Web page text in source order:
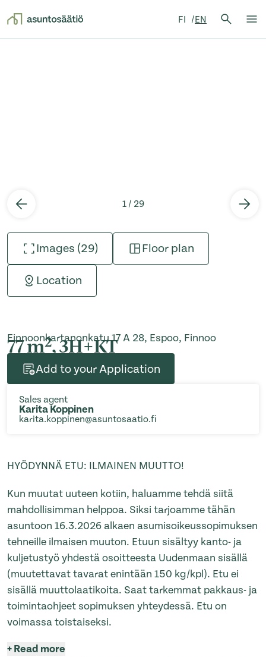
FI EN
Search
1 / 29
Images (29) Floor plan
Location
Finnoonkartanonkatu 17 A 28, Espoo, Finnoo
77 m2, 3H+KT
Add to your Application
Sales agent
Karita Koppinen
karita.koppinen@asuntosaatio.fi
HYÖDYNNÄ ETU: ILMAINEN MUUTTO!
Kun muutat uuteen kotiin, haluamme tehdä siitä
mahdollisimman helppoa. Siksi tarjoamme tähän
asuntoon 16.3.2026 alkaen asumisoikeussopimuksen
tehneille ilmaisen muuton. Etuun sisältyy kanto- ja
kuljetustyö yhdestä osoitteesta Uudenmaan sisällä
(muutettavat tavarat enintään 150 kg/kpl). Etu ei
sisällä muuttolaatikoita. Saat tarkemmat pakkaus- ja
toimintaohjeet sopimuksen yhteydessä. Etu on
voimassa toistaiseksi.
+Read more